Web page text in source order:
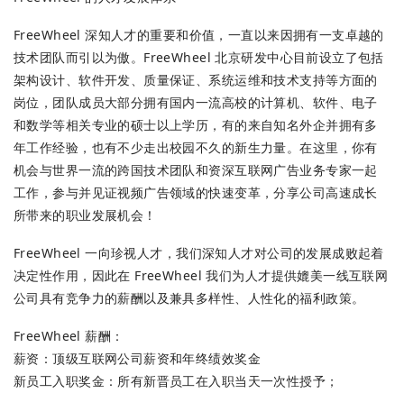
FreeWheel 深知人才的重要和价值，一直以来因拥有一支卓越的
技术团队而引以为傲。FreeWheel 北京研发中心目前设立了包括
架构设计、软件开发、质量保证、系统运维和技术支持等方面的
岗位，团队成员大部分拥有国内一流高校的计算机、软件、电子
和数学等相关专业的硕士以上学历，有的来自知名外企并拥有多
年工作经验，也有不少走出校园不久的新生力量。在这里，你有
机会与世界一流的跨国技术团队和资深互联网广告业务专家一起
工作，参与并见证视频广告领域的快速变革，分享公司高速成长
所带来的职业发展机会！
FreeWheel 一向珍视人才，我们深知人才对公司的发展成败起着
决定性作用，因此在 FreeWheel 我们为人才提供媲美一线互联网
公司具有竞争力的薪酬以及兼具多样性、人性化的福利政策。
FreeWheel 薪酬：
薪资：顶级互联网公司薪资和年终绩效奖金
新员工入职奖金：所有新晋员工在入职当天一次性授予；